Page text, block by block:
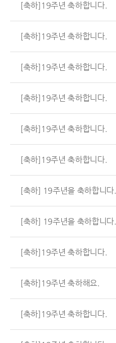
[축하]19주년 축하합니다.
[축하]19주년 축하합니다.
[축하]19주년 축하합니다.
[축하]19주년 축하합니다.
[축하]19주년 축하합니다.
[축하]19주년 축하합니다.
[축하] 19주년을 축하합니다.
[축하] 19주년을 축하합니다.
[축하]19주년 축하합니다.
[축하]19주년 축하해요.
[축하]19주년 축하합니다.